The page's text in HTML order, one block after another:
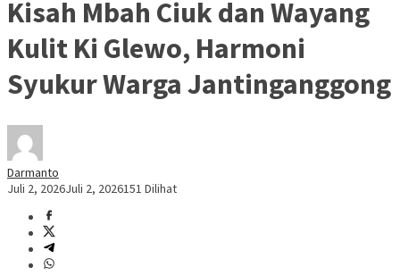
Kisah Mbah Ciuk dan Wayang
Kulit Ki Glewo, Harmoni
Syukur Warga Jantinganggong
Darmanto
Juli 2, 2026Juli 2, 2026151 Dilihat